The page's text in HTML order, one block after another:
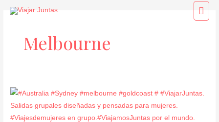
Melbourne
7
razones
para